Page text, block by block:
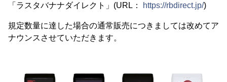
「ラスタバナナダイレクト」(URL：
https://rbdirect.jp/)
規定数量に達した場合の通常販売につきましては改めてア
ナウンスさせていただきます。